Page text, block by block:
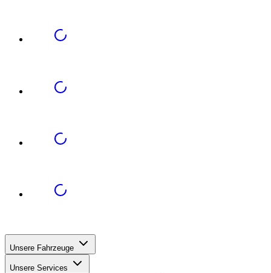
Unsere Fahrzeuge
Unsere Services